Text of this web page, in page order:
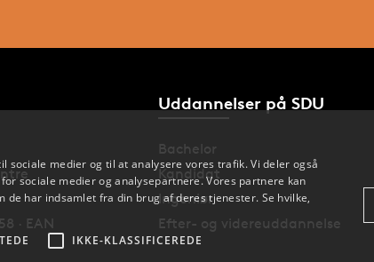
· EAN
Uddannelser på SDU
Bachelor
Kandidat
Ingeniør
Efter- og videreuddannelse
medier og til at analysere vores trafik. Vi deler også
sociale medier og analysepartnere. Vores partnere kan
har indsamlet fra din brug af deres tjenester. Se hvilke,
IKKE-KLASSIFICEREDE